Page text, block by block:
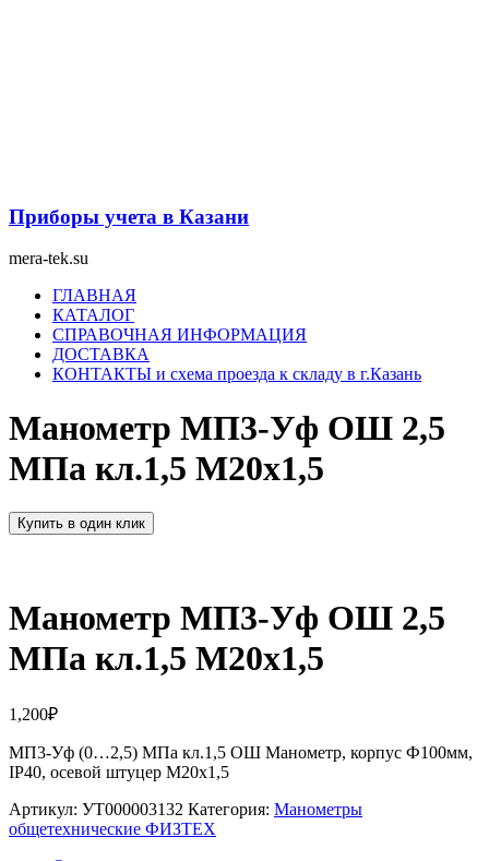
Приборы учета в Казани
mera-tek.su
МенюГЛАВНАЯ
КАТАЛОГ
СПРАВОЧНАЯ ИНФОРМАЦИЯ
ДОСТАВКА
КОНТАКТЫ и схема проезда к складу в г.Казань
Манометр МП3-Уф ОШ 2,5
МПа кл.1,5 М20х1,5
Купить в один клик
Манометр МП3-Уф ОШ 2,5
МПа кл.1,5 М20х1,5
1,200₽
МП3-Уф (0…2,5) МПа кл.1,5 ОШ Манометр, корпус Ф100мм,
IP40, осевой штуцер М20х1,5
Артикул: УТ000003132 Категория: Манометры
общетехнические ФИЗТЕХ